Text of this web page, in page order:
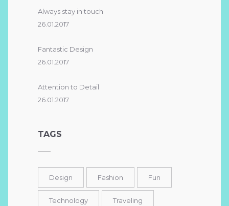
Always stay in touch
26.01.2017
Fantastic Design
26.01.2017
Attention to Detail
26.01.2017
TAGS
Design Fashion Fun
Technology Traveling